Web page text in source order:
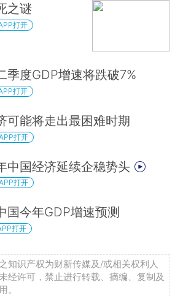
之谜
打开
季度GDP增速将跌破7%
打开
可能将走出最困难时期
打开
中国经济延续企稳势头
打开
国今年GDP增速预测
打开
知识产权为财新传媒及/或相关权利人
经许可，禁止进行转载、摘编、复制及
。